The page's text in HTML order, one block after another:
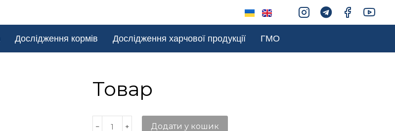
Дослідження кормів Дослідження харчової продукції ГМО
Товар
Додати у кошик